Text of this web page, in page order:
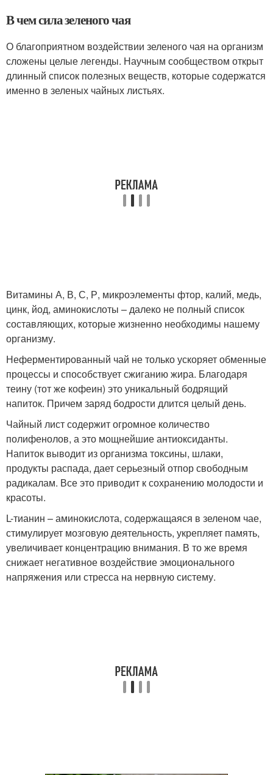
В чем сила зеленого чая
О благоприятном воздействии зеленого чая на организм
сложены целые легенды. Научным сообществом открыт
длинный список полезных веществ, которые содержатся
именно в зеленых чайных листьях.
Витамины А, В, С, Р, микроэлементы фтор, калий, медь,
цинк, йод, аминокислоты – далеко не полный список
составляющих, которые жизненно необходимы нашему
организму.
Неферментированный чай не только ускоряет обменные
процессы и способствует сжиганию жира. Благодаря
теину (тот же кофеин) это уникальный бодрящий
напиток. Причем заряд бодрости длится целый день.
Чайный лист содержит огромное количество
полифенолов, а это мощнейшие антиоксиданты.
Напиток выводит из организма токсины, шлаки,
продукты распада, дает серьезный отпор свободным
радикалам. Все это приводит к сохранению молодости и
красоты.
L-тианин – аминокислота, содержащаяся в зеленом чае,
стимулирует мозговую деятельность, укрепляет память,
увеличивает концентрацию внимания. В то же время
снижает негативное воздействие эмоционального
напряжения или стресса на нервную систему.